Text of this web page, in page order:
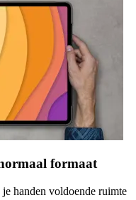
formaat
handen voldoende ruimte